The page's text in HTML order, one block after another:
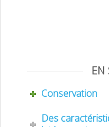
EN
Conservation
Des